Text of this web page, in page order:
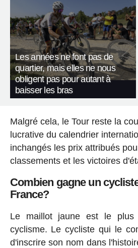
Les années ne font pas de
quartier, mais elles ne nous
obligent pas pour autant à
baisser les bras
Malgré cela, le Tour reste la
lucrative du calendrier
inchangés les prix attribués
classements et les victoires
Combien gagne un
France?
Le maillot jaune est le plus
cyclisme. Le cycliste qui le
d'inscrire son nom dans